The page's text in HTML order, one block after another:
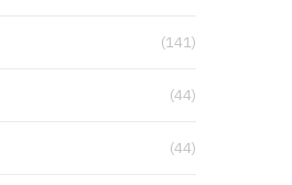
(141)
(44)
(44)